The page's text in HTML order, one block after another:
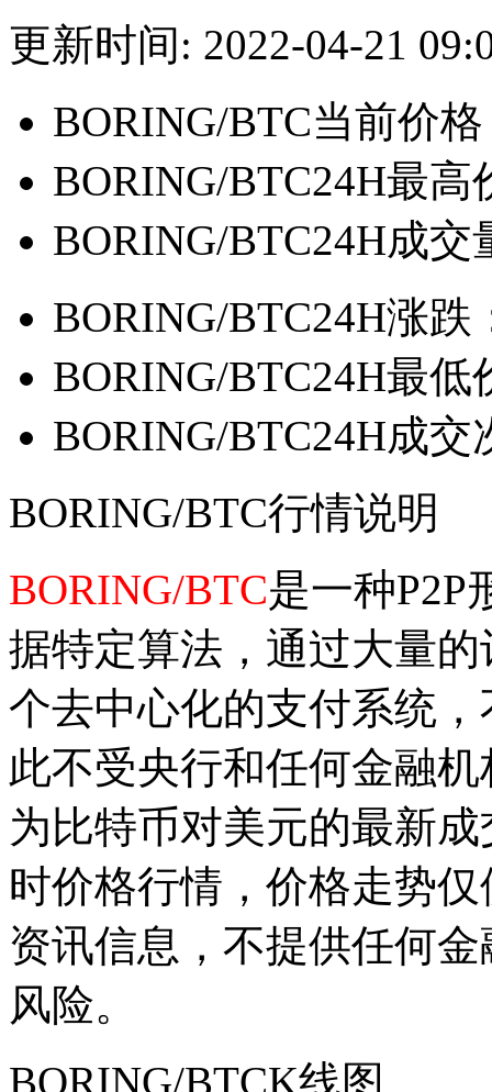
更新时间: 2022-04-21
BORING/BTC当前价
BORING/BTC24H最高
BORING/BTC24H成交
BORING/BTC24H涨跌
BORING/BTC24H最低
BORING/BTC24H成交
BORING/BTC行情说明
BORING/BTC是一种P2P
据特定算法，通过大量
个去中心化的支付系统
此不受央行和任何金融
为比特币对美元的最新
时价格行情，价格走势
资讯信息，不提供任何
风险。
BORING/BTCK线图